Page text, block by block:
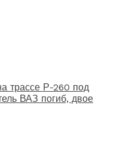
трассе Р-260 под
ВАЗ погиб, двое